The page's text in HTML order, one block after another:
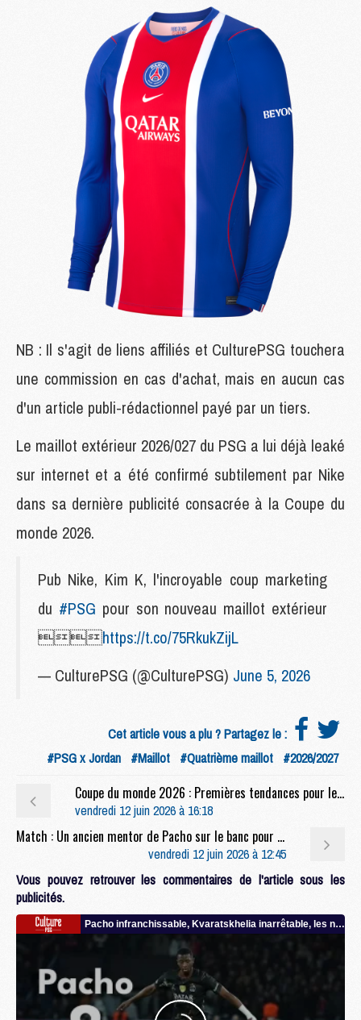
NB : Il s'agit de liens affiliés et CulturePSG touchera
une commission en cas d'achat, mais en aucun cas
d'un article publi-rédactionnel payé par un tiers.
Le maillot extérieur 2026/027 du PSG a lui déjà leaké
sur internet et a été confirmé subtilement par Nike
dans sa dernière publicité consacrée à la Coupe du
monde 2026.
Pub Nike, Kim K, l'incroyable coup marketing
du #PSG pour son nouveau maillot extérieur
https://t.co/75RkukZijL
— CulturePSG (@CulturePSG) June 5, 2026
Cet article vous a plu ? Partagez le :
#PSG x Jordan #Maillot #Quatrième maillot #2026/2027
Coupe du monde 2026 : Premières tendances pour les compositions de Brésil/Maroc
vendredi 12 juin 2026 à 16:18
Match : Un ancien mentor de Pacho sur le banc pour Lens/PSG
vendredi 12 juin 2026 à 12:45
Vous pouvez retrouver les commentaires de l'article sous les
publicités.